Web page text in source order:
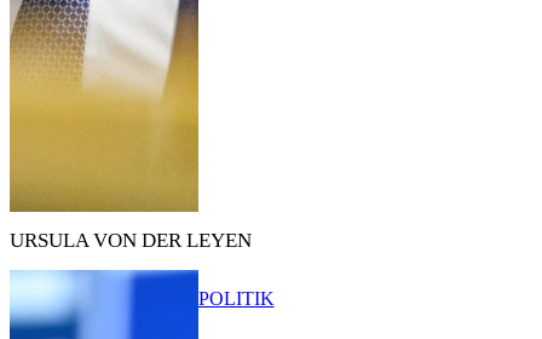
URSULA VON DER LEYEN
POLITIK